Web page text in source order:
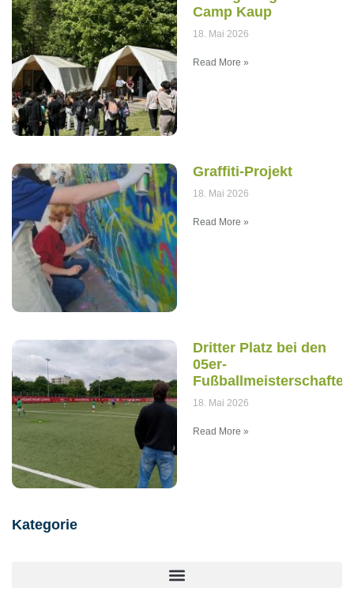
Camp Kaup
18. Mai 2026
Read More »
Graffiti-Projekt
18. Mai 2026
Read More »
Dritter Platz bei den
05er-
Fußballmeisterschaften
18. Mai 2026
Read More »
Kategorie